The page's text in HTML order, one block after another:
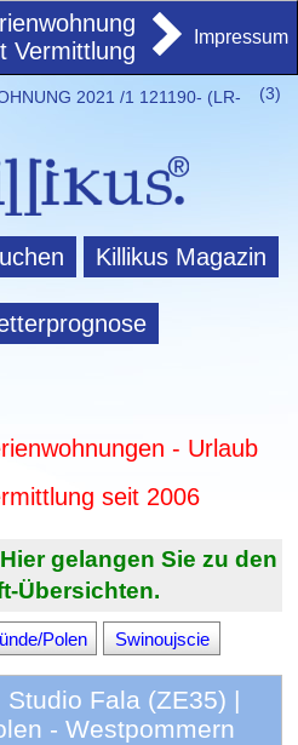
Vermittlung
Impressum
(3)
2021 /1 121190- (LR-
Killikus Magazin
- Urlaub
seit 2006
gelangen Sie zu den
Übersichten.
Polen Swinoujscie
Fala (ZE35) |
- Westpommern